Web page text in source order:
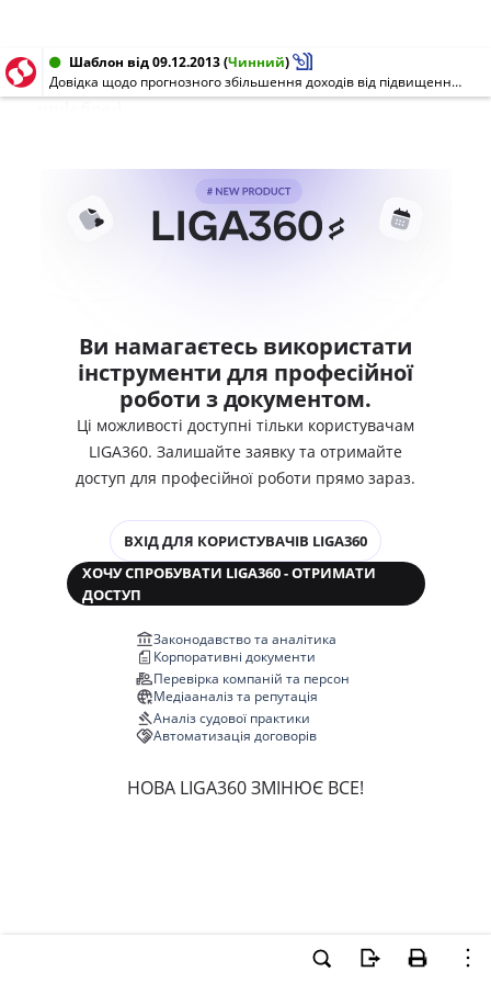
Шаблон від 09.12.2013(Чинний)
Довідка щодо прогнозного збільшення доходів від підвищення тарифів на перевезення пасажирів в умовах прогнозу на рік за укрупненими розрахунками
Ви намагаєтесь використати
інструменти для професійної
роботи з документом.
Ці можливості доступні тільки користувачам
LIGA360. Залишайте заявку та отримайте
доступ для професійної роботи прямо зараз.
ВХІД ДЛЯ КОРИСТУВАЧІВ LIGA360
ХОЧУ СПРОБУВАТИ LIGA360 - ОТРИМАТИ
ДОСТУП
Законодавство та аналітика
Корпоративні документи
Перевірка компаній та персон
Медіааналіз та репутація
Аналіз судової практики
Автоматизація договорів
НОВА LIGA360 ЗМІНЮЄ ВСЕ!